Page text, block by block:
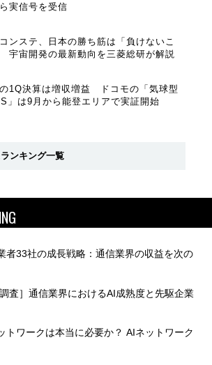
実信号を受信
ンステ、日本の勝ち筋は「負けないこ
宇宙開発の最新動向を三菱総研が解説
1Q決算は増収増益 ドコモの「気球型
」は9月から能登エリアで実証開始
ンキング一覧
者33社の成長戦略：通信業界の収益を次の
調査］通信業界におけるAI成熟度と先駆企業
トワークは本当に必要か？ AIネットワーク